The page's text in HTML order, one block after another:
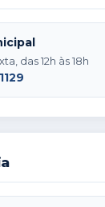
das 12h às 18h